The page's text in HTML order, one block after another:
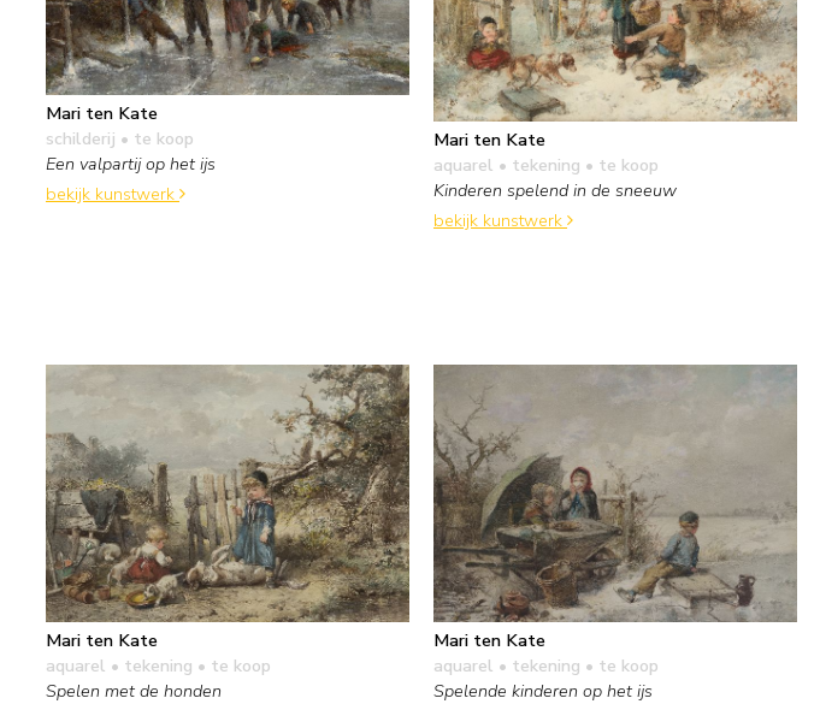
Mari ten Kate
schilderij • te koop
Een valpartij op het ijs
bekijk kunstwerk
Mari ten Kate
aquarel • tekening • te koop
Kinderen spelend in de sneeuw
bekijk kunstwerk
Mari ten Kate
aquarel • tekening • te koop
Spelen met de honden
Mari ten Kate
aquarel • tekening • te koop
Spelende kinderen op het ijs